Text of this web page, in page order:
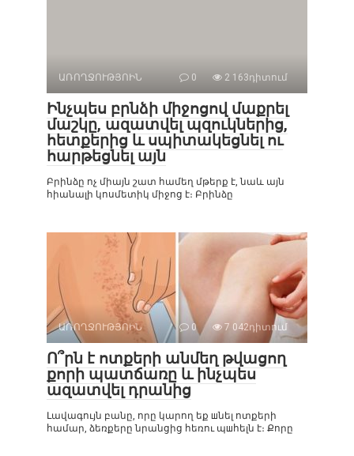
ԱՌՈՂՋՈՒԹՅՈԻՆ 0 2 163դիտում
Ինչպես բրնձի միջոցով մաքրել
մաշկը, ազատվել պզուկներից,
հետքերից և սպիտակեցնել ու
հարթեցնել այն
Բրինձը ոչ միայն շատ համեղ մթերք է, նաև այն
հիանալի կոսմետիկ միջոց է։ Բրինձը
ԱՌՈՂՋՈՒԹՅՈԻՆ 0 7 042դիտում
Ո՞րն է ոտքերի անմեղ թվացող
քորի պատճառը և ինչպես
ազատվել դրանից
Լավագույն բանը, որը կարող եք шնել ոտքերի
համար, ձեռքերը նրանցից հեռու պшհելն է։ Քորը